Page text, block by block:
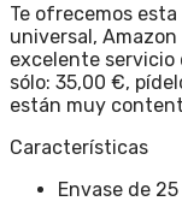
Te ofrecemos
universal,
excelente servicio
sólo: 35,00 €,
están muy
Características
Envase de